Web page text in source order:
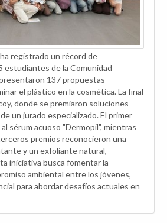
registrado un récord de
estudiantes de la Comunidad
137 propuestas
el plástico en la cosmética. La final
donde se premiaron soluciones
un jurado especializado. El primer
sérum acuoso "Dermopil", mientras
premios reconocieron una
y un exfoliante natural,
iniciativa busca fomentar la
ambiental entre los jóvenes,
para abordar desafíos actuales en